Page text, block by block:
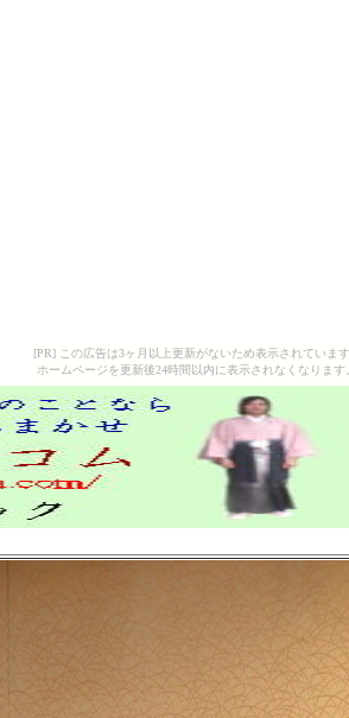
[PR] この広告は3ヶ月以上更新がないため表示されています
ホームページを更新後24時間以内に表示されなくなります